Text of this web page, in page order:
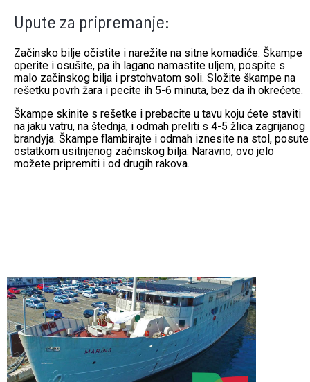
Upute za pripremanje:
Začinsko bilje očistite i narežite na sitne komadiće. Škampe
operite i osušite, pa ih lagano namastite uljem, pospite s
malo začinskog bilja i prstohvatom soli. Složite škampe na
rešetku povrh žara i pecite ih 5-6 minuta, bez da ih okrećete.
Škampe skinite s rešetke i prebacite u tavu koju ćete staviti
na jaku vatru, na štednja, i odmah preliti s 4-5 žlica zagrijanog
brandyja. Škampe flambirajte i odmah iznesite na stol, posute
ostatkom usitnjenog začinskog bilja. Naravno, ovo jelo
možete pripremiti i od drugih rakova.